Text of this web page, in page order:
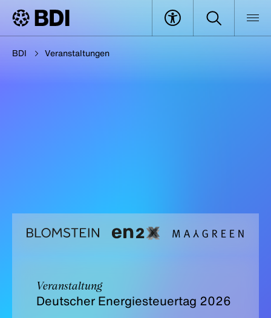
BDI Veranstaltungen
Veranstaltung
Deutscher Energiesteuertag 2026